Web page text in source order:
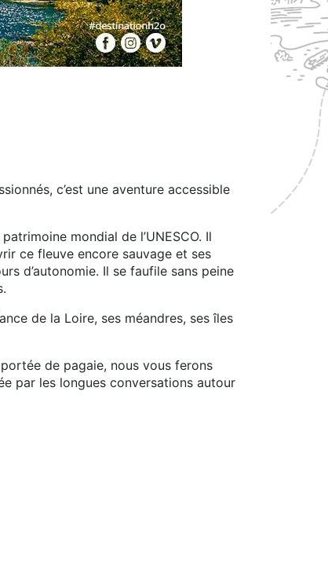
c’est une aventure accessible
mondial de l’UNESCO. Il
ce fleuve encore sauvage et ses
d’autonomie. Il se faufile sans peine
de la Loire, ses méandres, ses îles
de pagaie, nous vous ferons
par les longues conversations autour